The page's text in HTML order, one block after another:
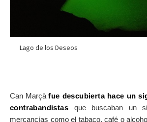
Lago de los Deseos
Can Marçàfue descubierta hace un
contrabandistas que buscaban un
mercancías como el tabaco, café o